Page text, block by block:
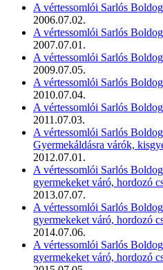
A vértessomlói Sarlós
2006.07.02.
A vértessomlói Sarlós
2007.07.01.
A vértessomlói Sarlós
2009.07.05.
A vértessomlói Sarlós
2010.07.04.
A vértessomlói Sarlós
2011.07.03.
A vértessomlói Sarlós
Gyermekáldásra várók,
2012.07.01.
A vértessomlói Sarlós
gyermekeket váró, hordozó
2013.07.07.
A vértessomlói Sarlós
gyermekeket váró, hordozó
2014.07.06.
A vértessomlói Sarlós
gyermekeket váró, hordozó